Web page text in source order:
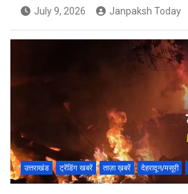
July 9, 2026 Janpaksh Today
उत्तराखंड ट्रेंडिंग खबरें ताज़ा ख़बरें देहरादून/मसूरी